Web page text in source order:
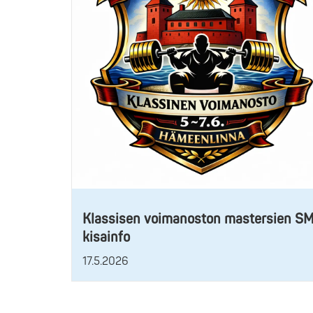
Klassisen voimanoston mastersien
kisainfo
17.5.2026